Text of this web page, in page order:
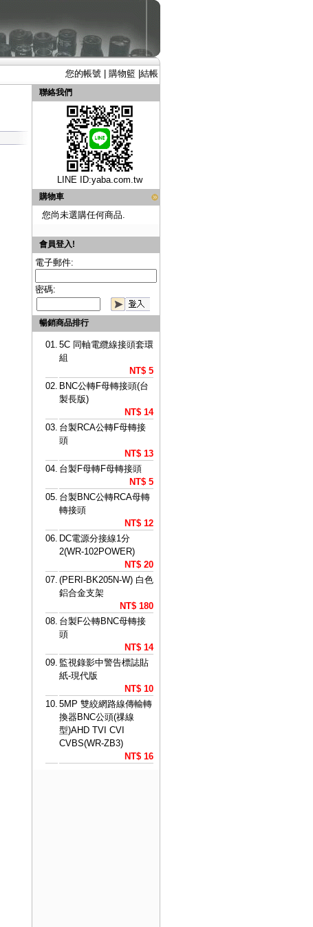
您的帳號 購物籃 結帳
聯絡我們
LINE ID:yaba.com.tw
購物車
您尚未選購任何商品.
會員登入!
電子郵件:
密碼:
暢銷商品排行
01. 5C 同軸電纜線接頭套環
組
NT$ 5
02. BNC公轉F母轉接頭(台
製長版)
NT$ 14
03. 台製RCA公轉F母轉接
頭
NT$ 13
04. 台製F母轉F母轉接頭
NT$ 5
05. 台製BNC公轉RCA母轉
轉接頭
NT$ 12
06. DC電源分接線1分
2(WR-102POWER)
NT$ 20
07. (PERI-BK205N-W) 白色
鋁合金支架
NT$ 180
08. 台製F公轉BNC母轉接
頭
NT$ 14
09. 監視錄影中警告標誌貼
紙-現代版
NT$ 10
10. 5MP 雙絞網路線傳輸轉
換器BNC公頭(祼線
型)AHD TVI CVI
CVBS(WR-ZB3)
NT$ 16